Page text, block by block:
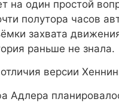
на один простой
полутора часов
захвата
раньше не знала.
версии
Адлера